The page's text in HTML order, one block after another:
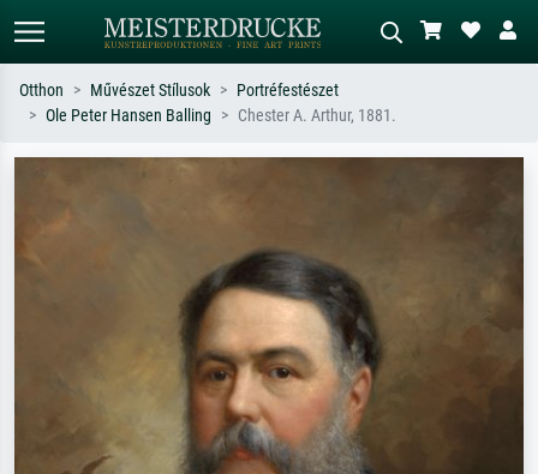
impresszionizmus, Hokusai-hullám,
Otthon Művészet Stílusok
Portréfestészet
Ole Peter Hansen Balling
Chester A. Arthur, 1881.